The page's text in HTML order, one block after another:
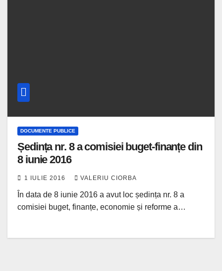
DOCUMENTE PUBLICE
Ședința nr. 8 a comisiei buget-finanțe din
8 iunie 2016
1 IULIE 2016 VALERIU CIORBA
În data de 8 iunie 2016 a avut loc ședința nr. 8 a
comisiei buget, finanțe, economie și reforme a…